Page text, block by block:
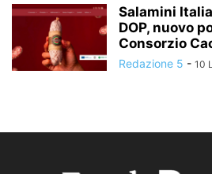
Salamini
DOP, nuovo
Consorzio
Redazione 5 - 10